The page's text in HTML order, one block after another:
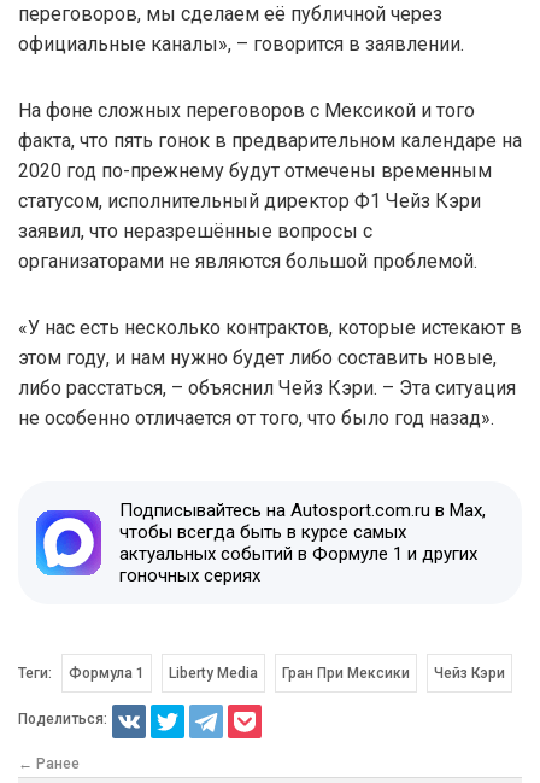
переговоров, мы сделаем её публичной через
официальные каналы», – говорится в заявлении.
На фоне сложных переговоров с Мексикой и того
факта, что пять гонок в предварительном календаре на
2020 год по-прежнему будут отмечены временным
статусом, исполнительный директор Ф1 Чейз Кэри
заявил, что неразрешённые вопросы с
организаторами не являются большой проблемой.
«У нас есть несколько контрактов, которые истекают в
этом году, и нам нужно будет либо составить новые,
либо расстаться, – объяснил Чейз Кэри. – Эта ситуация
не особенно отличается от того, что было год назад».
Подписывайтесь на Autosport.com.ru в Max,
чтобы всегда быть в курсе самых
актуальных событий в Формуле 1 и других
гоночных сериях
Теги: Формула 1 Liberty Media Гран При Мексики Чейз Кэри
Поделиться:
← Ранее